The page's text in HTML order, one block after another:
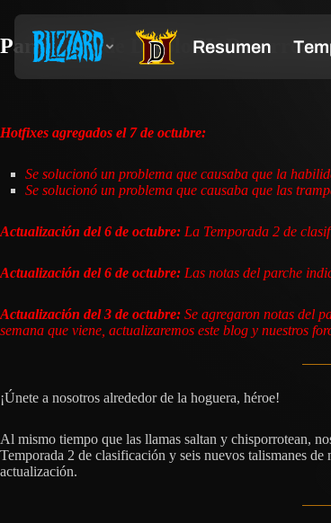
Parche 2.5 de Diablo II:
Hotfixes agregados el 7 de octubre:
Se solucionó un problema que causaba que la
Se solucionó un problema que causaba que las
Actualización del 6 de octubre: La Temporada 2 de
Actualización del 6 de octubre: Las notas del parche
Actualización del 3 de octubre: Se agregaron notas del
semana que viene, actualizaremos este blog y nuestros
¡Únete a nosotros alrededor de la hoguera, héroe!
Al mismo tiempo que las llamas saltan y chisporrotean,
Temporada 2 de clasificación y seis nuevos talismanes de
actualización.